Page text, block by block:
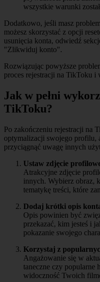
wszystkie warunki
Dodatkowo, jeśli masz
możesz skorzystać z opcji
usunięcia konta, odwiedź
"Zlikwiduj konto".
Rozwiązując powyższe
proces rejestracji na TikToku i
Jak w pełni
TikToku?
Po zakończeniu rejestracji na
optymalizacji swojego profilu,
przyciągnąć uwagę innych
Ustaw zdjęcie
Atrakcyjne zdjęcie
innych. Wybierz obraz,
tematykę treści, które
Dodaj krótki opis
Opis powinien być
przekazać, kim jesteś i
pokazanie swojego
Korzystaj z
Angażowanie się w
taneczne czy popularne
widoczność Twoich